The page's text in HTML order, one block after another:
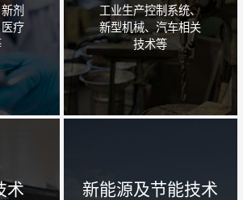
剂
疗
工业生产控制系统、
新型机械、汽车相关
技术等
术 新能源及节能技术